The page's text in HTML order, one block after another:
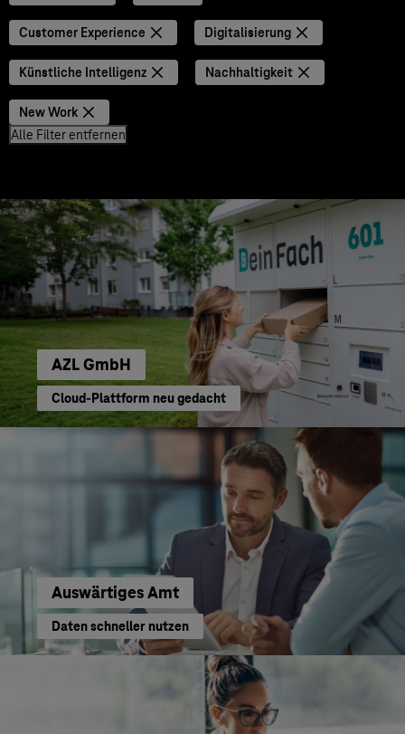
Customer Experience Digitalisierung
Künstliche Intelligenz Nachhaltigkeit
New Work
Alle Filter entfernen
AZL GmbH
Cloud-Plattform neu gedacht
Auswärtiges Amt
Daten schneller nutzen